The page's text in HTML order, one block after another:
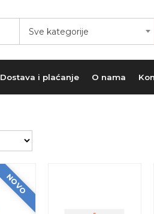
Sve kategorije
Dostava i plaćanje O nama
NOVO